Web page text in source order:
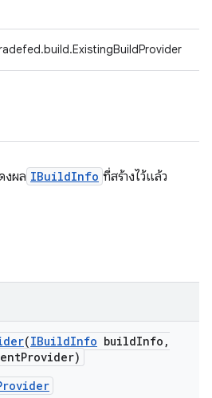
งผล IBuildInfo ที่สร้างไว้แล้ว
(IBuildInfo buildInfo ,
Provider)